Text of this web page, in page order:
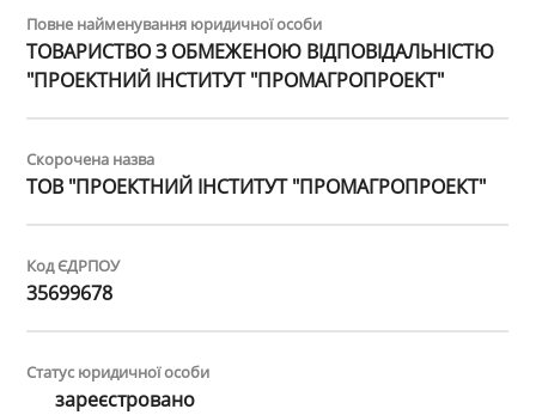
Повне найменування юридичної особи
ТОВАРИСТВО З ОБМЕЖЕНОЮ ВІДПОВІДАЛЬНІСТЮ
"ПРОЕКТНИЙ ІНСТИТУТ "ПРОМАГРОПРОЕКТ"
Скорочена назва
ТОВ "ПРОЕКТНИЙ ІНСТИТУТ "ПРОМАГРОПРОЕКТ"
Код ЄДРПОУ
35699678
Статус юридичної особи
зареєстровано